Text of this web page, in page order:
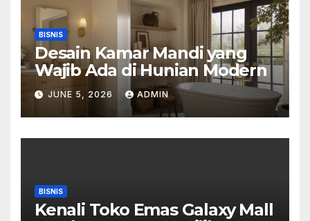
BISNIS
Desain Kamar Mandi yang
Wajib Ada di Hunian Modern
JUNE 5, 2026 ADMIN
BISNIS
Kenali Toko Emas Galaxy Mall